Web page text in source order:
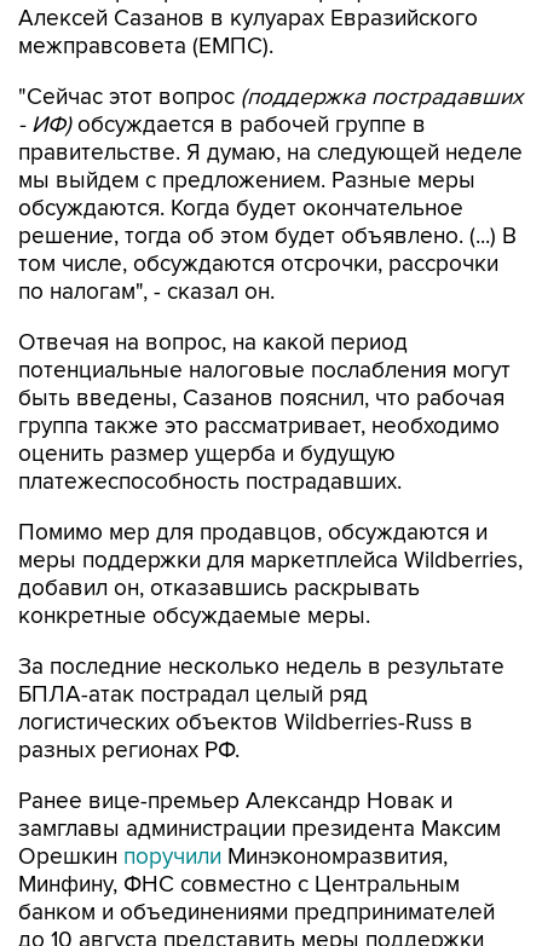
Алексей Сазанов в кулуарах Евразийского
межправсовета (ЕМПС).
"Сейчас этот вопрос (поддержка пострадавших
- ИФ)обсуждается в рабочей группе в
правительстве. Я думаю, на следующей неделе
мы выйдем с предложением. Разные меры
обсуждаются. Когда будет окончательное
решение, тогда об этом будет объявлено. (...) В
том числе, обсуждаются отсрочки, рассрочки
по налогам", - сказал он.
Отвечая на вопрос, на какой период
потенциальные налоговые послабления могут
быть введены, Сазанов пояснил, что рабочая
группа также это рассматривает, необходимо
оценить размер ущерба и будущую
платежеспособность пострадавших.
Помимо мер для продавцов, обсуждаются и
меры поддержки для маркетплейса Wildberries,
добавил он, отказавшись раскрывать
конкретные обсуждаемые меры.
За последние несколько недель в результате
БПЛА-атак пострадал целый ряд
логистических объектов Wildberries-Russ в
разных регионах РФ.
Ранее вице-премьер Александр Новак и
замглавы администрации президента Максим
Орешкин поручили Минэкономразвития,
Минфину, ФНС совместно с Центральным
банком и объединениями предпринимателей